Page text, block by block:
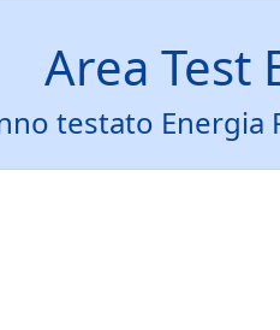
Area Test
testato